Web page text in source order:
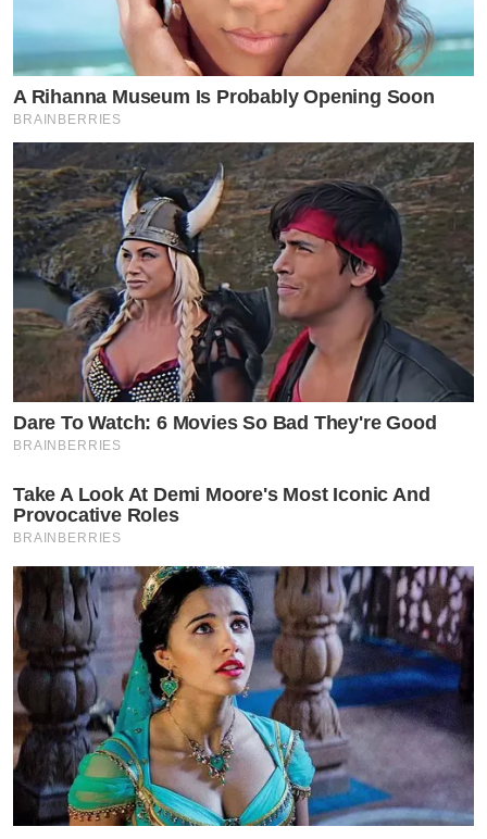
A Rihanna Museum Is Probably Opening Soon
BRAINBERRIES
Dare To Watch: 6 Movies So Bad They're Good
BRAINBERRIES
Take A Look At Demi Moore's Most Iconic And
Provocative Roles
BRAINBERRIES